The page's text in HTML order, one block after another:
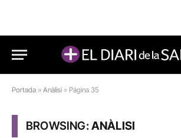
Portada » Anàlisi » Página 35
BROWSING:ANÀLISI